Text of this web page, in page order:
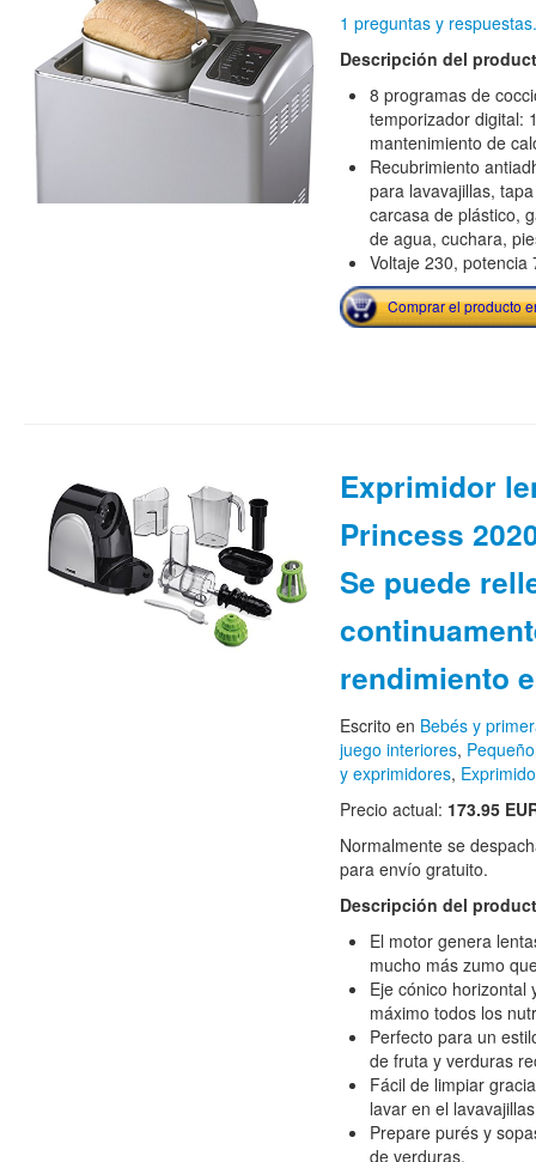
1 preguntas y respuestas.
Descripción del
8 programas de
temporizador digital:
mantenimiento de
Recubrimiento
para lavavajillas,
carcasa de plástico,
de agua, cuchara,
Voltaje 230, potencia
Comprar el producto
Exprimidor
Princess
Se puede
rendimiento
Escrito en Bebés y
juego interiores,
y exprimidores,
Precio actual: 173.95
Normalmente se
para envío gratuito.
Descripción del
El motor genera
mucho más zumo
Eje cónico horizontal
máximo todos los
Perfecto para un
de fruta y verduras
Fácil de limpiar
lavar en el lavavajillas
Prepare purés y
de verduras.